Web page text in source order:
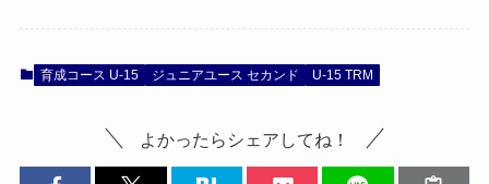
育成コース U-15 ジュニアユース セカンド U-15 TRM
よかったらシェアしてね！